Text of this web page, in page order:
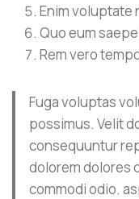
Enim voluptate
Quo eum
Rem vero
Fuga voluptas
possimus. Velit
consequuntur
dolorem dolores
commodi odio.